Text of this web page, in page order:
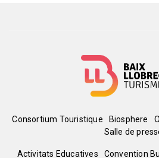
Menú
del
Consortium Touristique Biosphere
Salle de
Activitats Educatives Convention